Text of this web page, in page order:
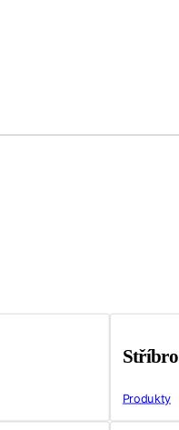
Stříbro
Produkty